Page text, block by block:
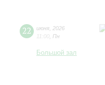
22 июня 2026
11:00 Пн
Большой зал